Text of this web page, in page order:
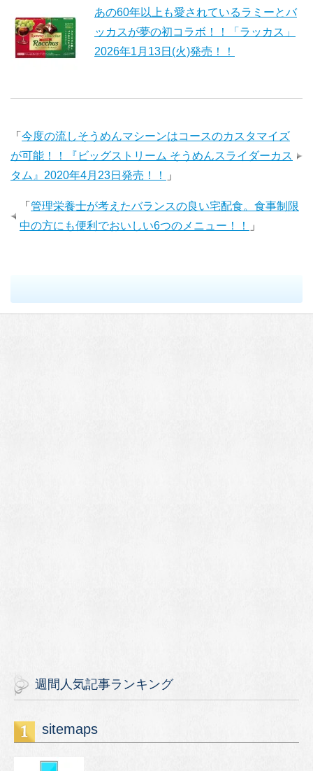
あの60年以上も愛されているラミーとバ
ッカスが夢の初コラボ！！「ラッカス」
2026年1月13日(火)発売！！
「 今度の流しそうめんマシーンはコースのカスタマイズ
が可能！！『ビッグストリーム そうめんスライダーカス
タム』2020年4月23日発売！！
」
「 管理栄養士が考えたバランスの良い宅配食。食事制限
中の方にも便利でおいしい6つのメニュー！！
」
週間人気記事ランキング
sitemaps